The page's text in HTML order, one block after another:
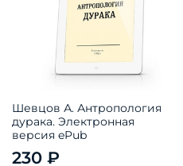
Шевцов А. Антропология
дурака. Электронная
версия ePub
230 ₽